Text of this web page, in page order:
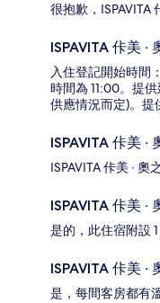
很抱歉，ISPAVITA
ISPAVITA 佧美
入住登記開始時間
時間為 11:00。提
供應情況而定)。提
ISPAVITA 佧美
ISPAVITA 佧美 ‧ 奧
ISPAVITA 佧美
是的，此住宿附設 1
ISPAVITA 佧美
是，每間客房都有